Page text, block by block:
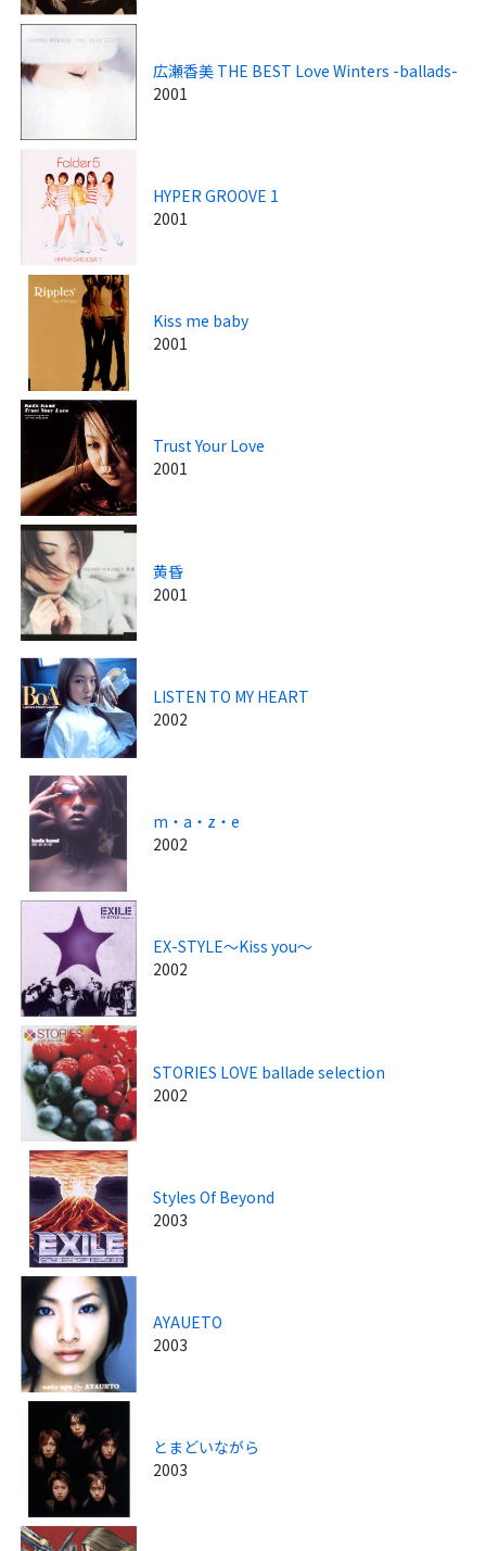
広瀬香美 THE BEST Love Winters -ballads-
2001
HYPER GROOVE 1
2001
Kiss me baby
2001
Trust Your Love
2001
黄昏
2001
LISTEN TO MY HEART
2002
m・a・z・e
2002
EX-STYLE～Kiss you～
2002
STORIES LOVE ballade selection
2002
Styles Of Beyond
2003
AYAUETO
2003
とまどいながら
2003